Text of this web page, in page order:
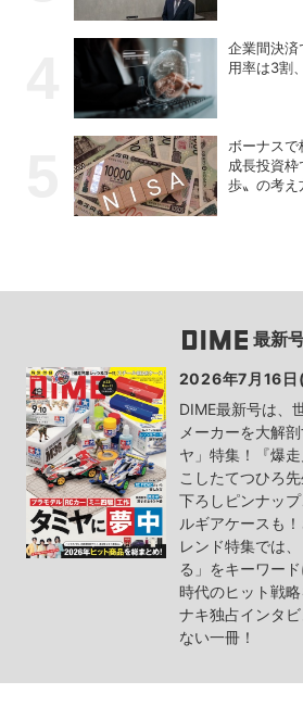
企業間決済
用率は3割
ボーナス
成長投資
歩〟の考え
最新
2026年7月16日
DIME最新号は、
メーカーを大解
ヤ」特集！『爆
こしたてつひろ
下ろしピンナッ
ルギアケースも
レンド特集では
る」をキーワー
時代のヒット戦
ナキ独占インタ
ない一冊！